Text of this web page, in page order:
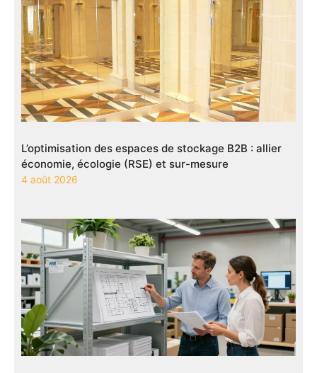
L’optimisation des espaces de stockage B2B : allier
économie, écologie (RSE) et sur-mesure
4 août 2026